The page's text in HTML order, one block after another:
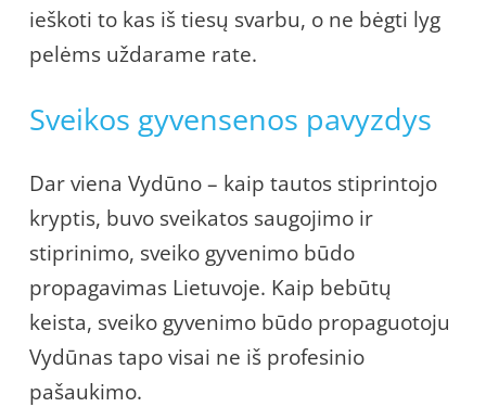
ieškoti to kas iš tiesų svarbu, o ne bėgti lyg
pelėms uždarame rate.
Sveikos gyvensenos pavyzdys
Dar viena Vydūno – kaip tautos stiprintojo
kryptis, buvo sveikatos saugojimo ir
stiprinimo, sveiko gyvenimo būdo
propagavimas Lietuvoje. Kaip bebūtų
keista, sveiko gyvenimo būdo propaguotoju
Vydūnas tapo visai ne iš profesinio
pašaukimo.